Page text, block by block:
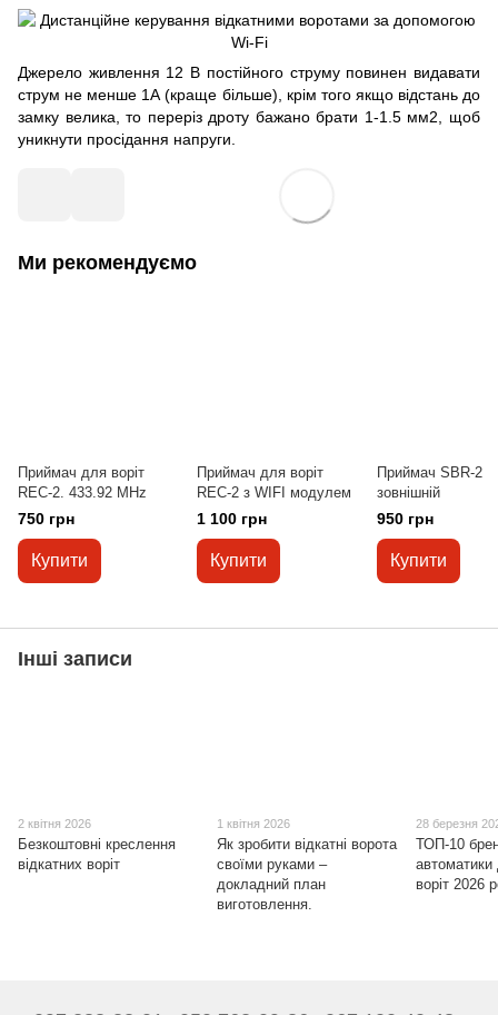
Джерело живлення 12 В постійного струму повинен видавати
струм не менше 1А (краще більше), крім того якщо відстань до
замку велика, то переріз дроту бажано брати 1-1.5 мм2, щоб
уникнути просідання напруги.
Ми рекомендуємо
Приймач для воріт
REC-2. 433.92 MHz
750 грн
Купити
Приймач для воріт
REC-2 з WIFI модулем
1 100 грн
Купити
Приймач SBR-2
зовнішній
950 грн
Купити
Інші записи
2 квітня 2026
Безкоштовні креслення
відкатних воріт
1 квітня 2026
Як зробити відкатні ворота
своїми руками –
докладний план
виготовлення.
28 березня
ТОП-10
автоматики
воріт 2026